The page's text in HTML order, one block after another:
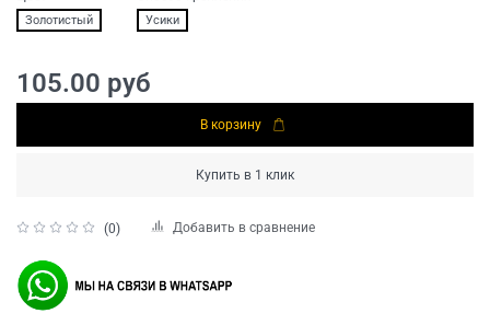
(0) Добавить в сравнение
Золотистый Усики
105.00 руб
В корзину
Купить в 1 клик